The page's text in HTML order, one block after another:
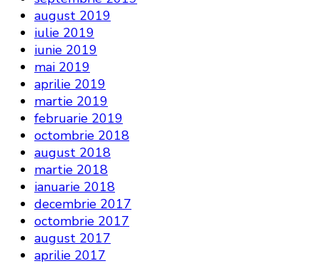
august 2019
iulie 2019
iunie 2019
mai 2019
aprilie 2019
martie 2019
februarie 2019
octombrie 2018
august 2018
martie 2018
ianuarie 2018
decembrie 2017
octombrie 2017
august 2017
aprilie 2017